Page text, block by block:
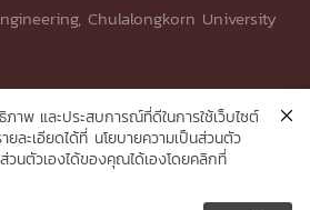
Chulalongkorn University
าพ และประสบการณ์ที่ดีในการใช้เว็บไซต์
ละเอียดได้ที่ นโยบายความเป็นส่วนตัว
วนตัวเองได้ของคุณได้เองโดยคลิกที่